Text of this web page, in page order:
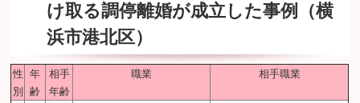
け取る調停離婚が成立した事例（横
浜市港北区）
性
別
年
齢
相手
年齢
職業 相手職業